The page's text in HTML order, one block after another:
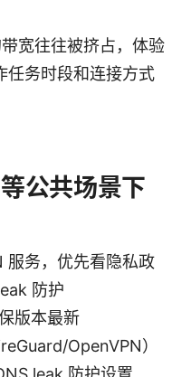
宽往往被挤占，体验
任务时段和连接方式
公共场景下
服务，优先看隐私政
防护
版本最新
OpenVPN）